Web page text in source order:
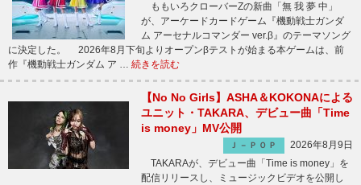
ももいろクローバーZの新曲「無 我 夢 中」
が、アーケードカードゲーム『機動戦士ガンダ
ム アーセナルコマンダー ver.β』のテーマソング
に決定した。 2026年8月下旬よりオープンβテストが始まる本ゲームは、前
作『機動戦士ガンダム ア … 続きを読む
【No No Girls】ASHA＆KOKONAによる
ユニット・TAKARA、デビュー曲「Time
is money」MV公開
Ｊ－ＰＯＰ
2026年8月9日
TAKARAが、デビュー曲「Time is money」を
配信リリースし、ミュージックビデオを公開し